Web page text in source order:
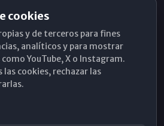
cookies
y de terceros para fines
analíticos y para mostrar
YouTube, X o Instagram.
las cookies, rechazar las